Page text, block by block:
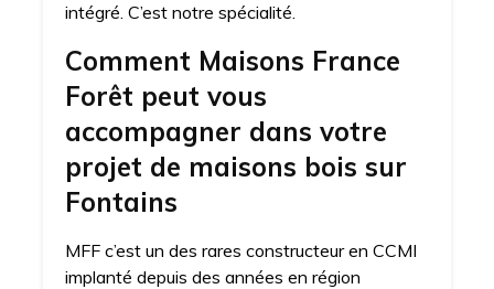
intégré. C’est notre spécialité.
Comment Maisons France
Forêt peut vous
accompagner dans votre
projet de maisons bois sur
Fontains
MFF c’est un des rares constructeur en CCMI
implanté depuis des années en région